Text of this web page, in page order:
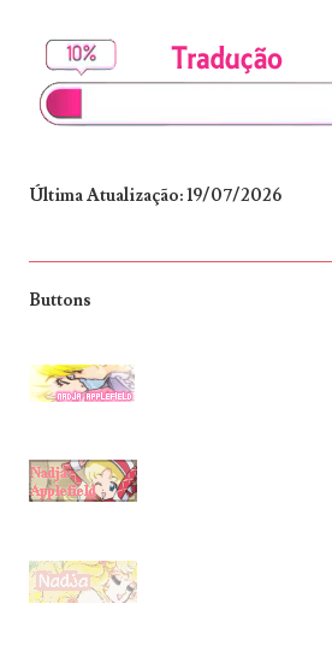
Última Atualização: 19/07/2026
Buttons